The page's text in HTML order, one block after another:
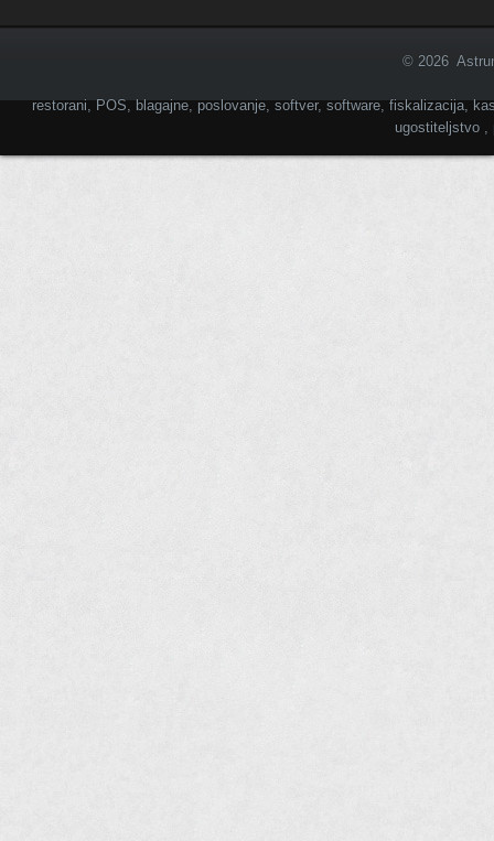
© 2026
restorani, POS, blagajne, poslovanje, softver, software, fiskalizacija,
ugostiteljstvo ,